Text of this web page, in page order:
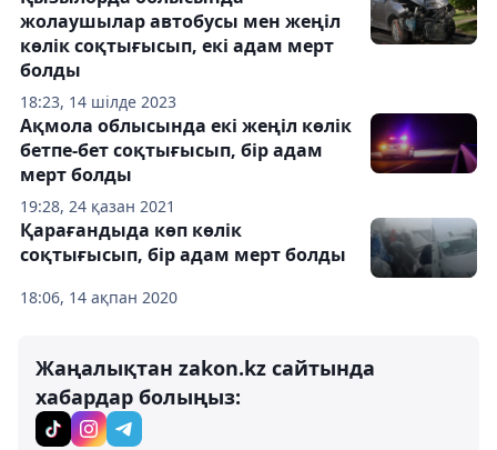
18:23, 14 шілде 2023
жолаушылар автобусы мен жеңіл
көлік соқтығысып, екі адам мерт
болды
19:28, 24 қазан 2021
Ақмола облысында екі жеңіл көлік
бетпе-бет соқтығысып, бір адам
мерт болды
18:06, 14 ақпан 2020
Қарағандыда көп көлік
соқтығысып, бір адам мерт болды
Жаңалықтан zakon.kz сайтында
хабардар болыңыз: